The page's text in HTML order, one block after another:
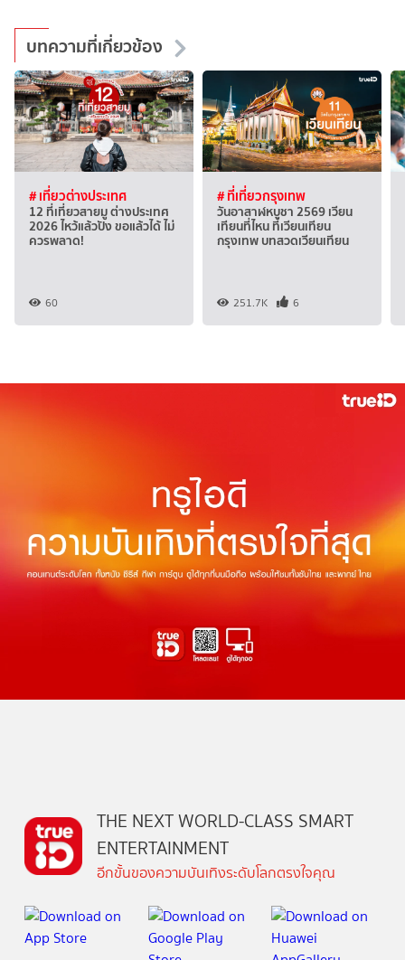
บทความที่เกี่ยวข้อง
# เที่ยวต่างประเทศ
12 ที่เที่ยวสายมู ต่างประเทศ
2026 ไหว้แล้วปัง ขอแล้วได้ ไม่
ควรพลาด!
60
# ที่เที่ยวกรุงเทพ
วันอาสาฬหบูชา 2569 เวียน
เทียนที่ไหน ที่เวียนเทียน
กรุงเทพ บทสวดเวียนเทียน
251.7K 6
THE NEXT WORLD-CLASS SMART
ENTERTAINMENT
อีกขั้นของความบันเทิงระดับโลกตรงใจคุณ